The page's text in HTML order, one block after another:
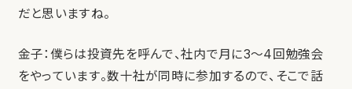
だと思いますね。
金子：僕らは投資先を呼んで、社内で月に3〜4回勉強会
をやっています。数十社が同時に参加するので、そこで話